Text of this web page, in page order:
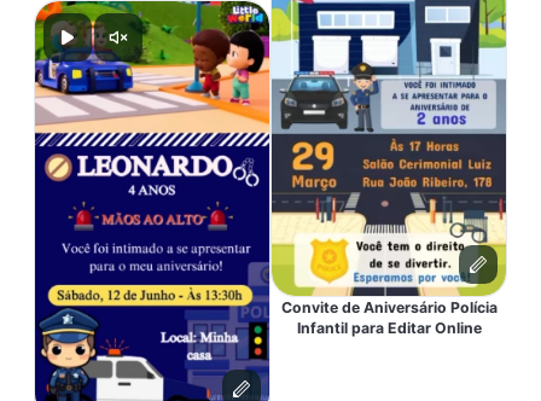
Convite de Aniversário Polícia
Infantil para Editar Online